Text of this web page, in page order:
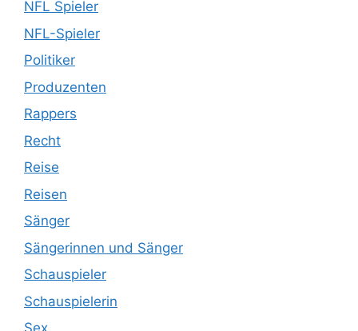
NFL Spieler
NFL-Spieler
Politiker
Produzenten
Rappers
Recht
Reise
Reisen
Sänger
Sängerinnen und Sänger
Schauspieler
Schauspielerin